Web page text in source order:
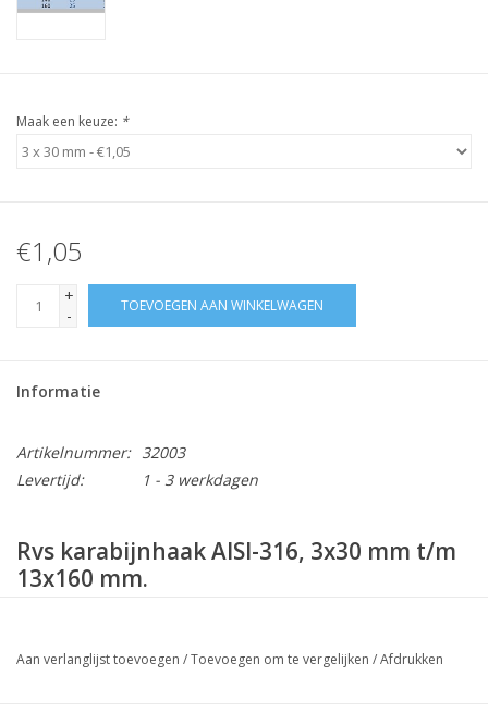
Maak een keuze: *
€1,05
+
-
TOEVOEGEN AAN WINKELWAGEN
Informatie
Artikelnummer: 32003
Levertijd:
1 - 3 werkdagen
Rvs karabijnhaak AISI-316, 3x30 mm t/m
13x160 mm.
Diameter
Opening
Aan verlanglijst toevoegen /Toevoegen om te vergelijken /Afdrukken